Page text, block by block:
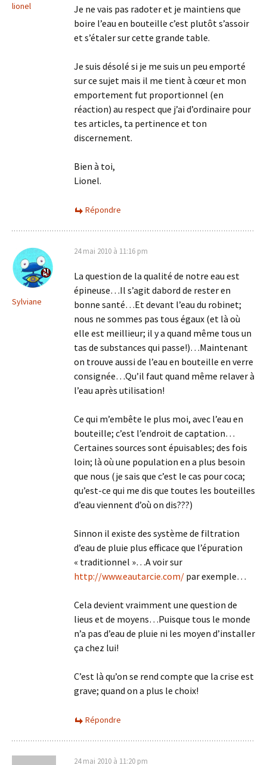
lionel
Je ne vais pas radoter et je maintiens que
boire l’eau en bouteille c’est plutôt s’assoir
et s’étaler sur cette grande table.
Je suis désolé si je me suis un peu emporté
sur ce sujet mais il me tient à cœur et mon
emportement fut proportionnel (en
réaction) au respect que j’ai d’ordinaire pour
tes articles, ta pertinence et ton
discernement.
Bien à toi,
Lionel.
Répondre
Sylviane
24 mai 2010 à 11:16 pm
La question de la qualité de notre eau est
épineuse…Il s’agit dabord de rester en
bonne santé…Et devant l’eau du robinet;
nous ne sommes pas tous égaux (et là où
elle est meillieur; il y a quand même tous un
tas de substances qui passe!)…Maintenant
on trouve aussi de l’eau en bouteille en verre
consignée…Qu’il faut quand même relaver à
l’eau après utilisation!
Ce qui m’embête le plus moi, avec l’eau en
bouteille; c’est l’endroit de captation…
Certaines sources sont épuisables; des fois
loin; là où une population en a plus besoin
que nous (je sais que c’est le cas pour coca;
qu’est-ce qui me dis que toutes les bouteilles
d’eau viennent d’où on dis???)
Sinnon il existe des système de filtration
d’eau de pluie plus efficace que l’épuration
« traditionnel »…A voir sur
http://www.eautarcie.com/ par exemple…
Cela devient vraimment une question de
lieus et de moyens…Puisque tous le monde
n’a pas d’eau de pluie ni les moyen d’installer
ça chez lui!
C’est là qu’on se rend compte que la crise est
grave; quand on a plus le choix!
Répondre
24 mai 2010 à 11:20 pm